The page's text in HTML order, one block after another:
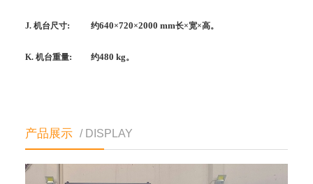
J.机台尺寸:约640×720×2000 mm长×宽×高。
K.机台重量:约480 kg。
产品展示 / DISPLAY